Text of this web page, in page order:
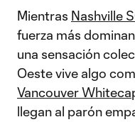
Mientras Nashville
fuerza más
una sensación
Oeste vive algo
Vancouver
llegan al parón